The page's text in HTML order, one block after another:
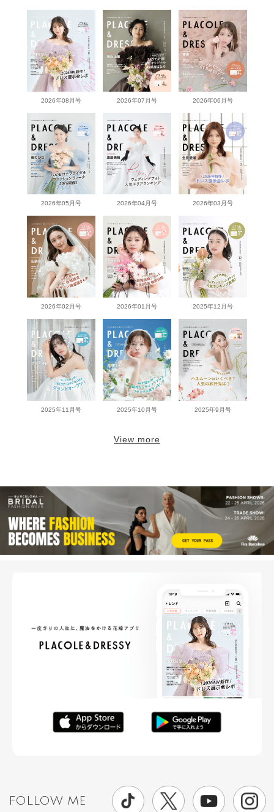
2026年08月号 2026年07月号 2026年06月号
2026年05月号 2026年04月号 2026年03月号
2026年02月号 2026年01月号 2025年12月号
2025年11月号 2025年10月号 2025年9月号
View more
FOLLOW ME